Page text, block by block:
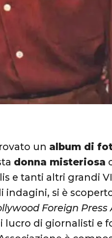
un album di
donna misteriosa
e tanti altri grandi
si è
Foreign Press
lucro di giornalisti e